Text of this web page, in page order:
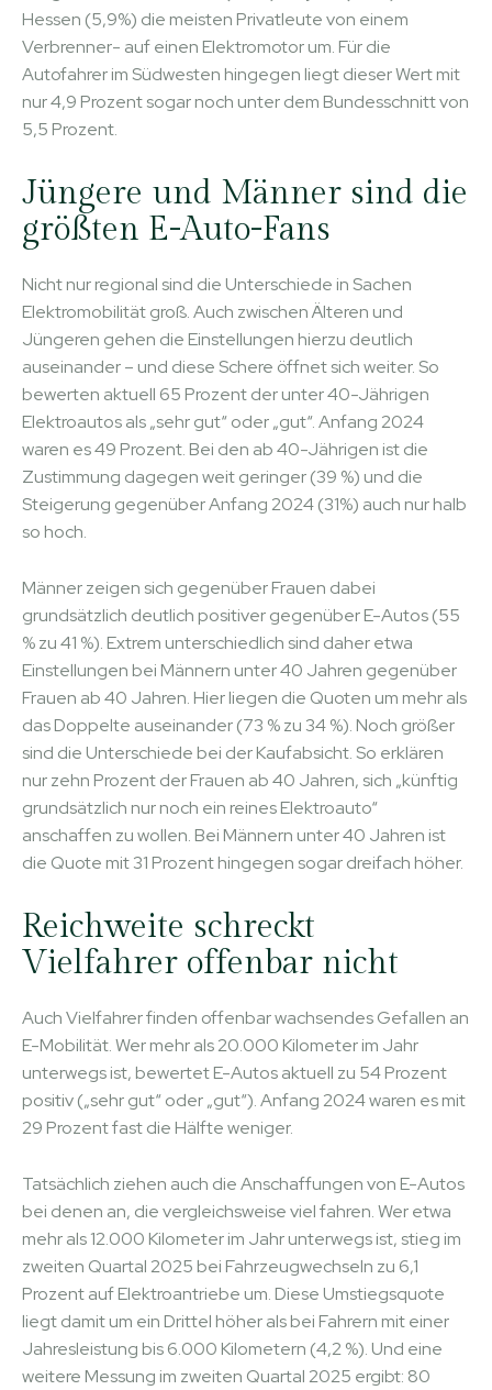
Hessen (5,9%) die meisten Privatleute von einem
Verbrenner- auf einen Elektromotor um. Für die
Autofahrer im Südwesten hingegen liegt dieser Wert mit
nur 4,9 Prozent sogar noch unter dem Bundesschnitt von
5,5 Prozent.
Jüngere und Männer sind die
größten E-Auto-Fans
Nicht nur regional sind die Unterschiede in Sachen
Elektromobilität groß. Auch zwischen Älteren und
Jüngeren gehen die Einstellungen hierzu deutlich
auseinander – und diese Schere öffnet sich weiter. So
bewerten aktuell 65 Prozent der unter 40-Jährigen
Elektroautos als „sehr gut“ oder „gut“. Anfang 2024
waren es 49 Prozent. Bei den ab 40-Jährigen ist die
Zustimmung dagegen weit geringer (39 %) und die
Steigerung gegenüber Anfang 2024 (31%) auch nur halb
so hoch.
Männer zeigen sich gegenüber Frauen dabei
grundsätzlich deutlich positiver gegenüber E-Autos (55
% zu 41 %). Extrem unterschiedlich sind daher etwa
Einstellungen bei Männern unter 40 Jahren gegenüber
Frauen ab 40 Jahren. Hier liegen die Quoten um mehr als
das Doppelte auseinander (73 % zu 34 %). Noch größer
sind die Unterschiede bei der Kaufabsicht. So erklären
nur zehn Prozent der Frauen ab 40 Jahren, sich „künftig
grundsätzlich nur noch ein reines Elektroauto“
anschaffen zu wollen. Bei Männern unter 40 Jahren ist
die Quote mit 31 Prozent hingegen sogar dreifach höher.
Reichweite schreckt
Vielfahrer offenbar nicht
Auch Vielfahrer finden offenbar wachsendes Gefallen an
E-Mobilität. Wer mehr als 20.000 Kilometer im Jahr
unterwegs ist, bewertet E-Autos aktuell zu 54 Prozent
positiv („sehr gut“ oder „gut“). Anfang 2024 waren es mit
29 Prozent fast die Hälfte weniger.
Tatsächlich ziehen auch die Anschaffungen von E-Autos
bei denen an, die vergleichsweise viel fahren. Wer etwa
mehr als 12.000 Kilometer im Jahr unterwegs ist, stieg im
zweiten Quartal 2025 bei Fahrzeugwechseln zu 6,1
Prozent auf Elektroantriebe um. Diese Umstiegsquote
liegt damit um ein Drittel höher als bei Fahrern mit einer
Jahresleistung bis 6.000 Kilometern (4,2 %). Und eine
weitere Messung im zweiten Quartal 2025 ergibt: 80